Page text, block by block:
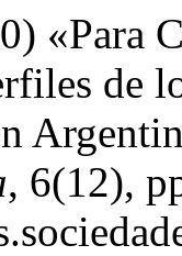
«Para
de
, 6(12),